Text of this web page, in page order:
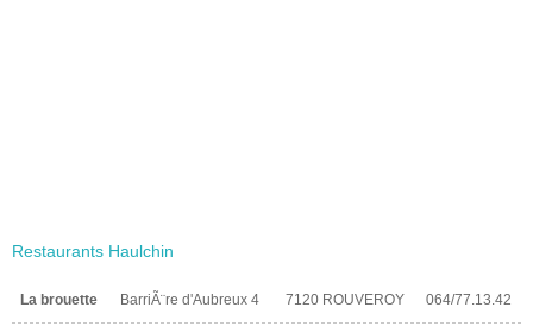
Restaurants Haulchin
La brouette BarriÃ¨re d'Aubreux 4 7120 ROUVEROY 064/77.13.42